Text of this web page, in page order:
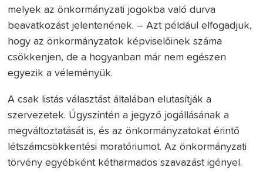
melyek az önkormányzati jogokba való durva
beavatkozást jelentenének. – Azt például elfogadjuk,
hogy az önkormányzatok képviselőinek száma
csökkenjen, de a hogyanban már nem egészen
egyezik a véleményük.
A csak listás választást általában elutasítják a
szervezetek. Úgyszintén a jegyző jogállásának a
megváltoztatását is, és az önkormányzatokat érintő
létszámcsökkentési moratóriumot. Az önkormányzati
törvény egyébként kétharmados szavazást igényel.